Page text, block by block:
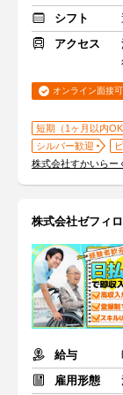
シフト
アクセス
オンライン面接可
短期（1ヶ月以内OK
シルバー歓迎
株式会社すかいらー
株式会社ゼフィ
給与
雇用形態